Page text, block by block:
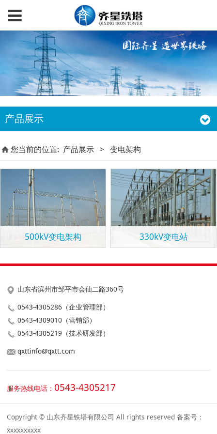
产品展示
您当前的位置: 产品展示 > 变电架构
500kV变电架构 330kV变电站
山东省滨州市邹平市会仙二路360号
0543-4305286（企业管理部）
0543-4309010（营销部）
0543-4305219（技术研发部）
qxttinfo@qxtt.com
服务热线电话： 0543-4305217
Copyright © 山东齐星铁塔有限公司 All rights reserved 备案号：
xxxxxxxxxx